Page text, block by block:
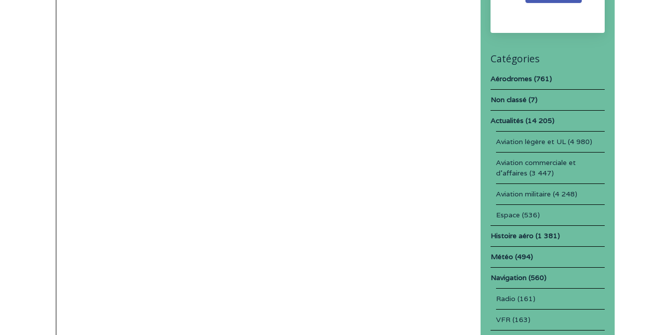
Catégories
Aérodromes(761)
Non classé(7)
Actualités(14 205)
Aviation légère et UL(4 980)
Aviation commerciale et
d'affaires (3 447)
Aviation militaire (4 248)
Espace (536)
Histoire aéro(1 381)
Météo(494)
Navigation(560)
Radio (161)
VFR (163)